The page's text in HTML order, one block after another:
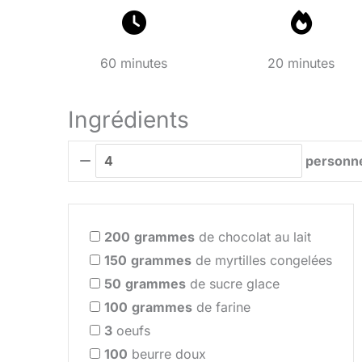
60 minutes 20 minutes
Ingrédients
200 grammes de chocolat au lait
150 grammes de myrtilles congelées
50 grammes de sucre glace
100 grammes de farine
3 oeufs
100 beurre doux